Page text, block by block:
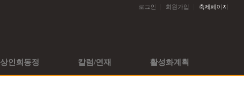
로그인 회원가입 축제페이지
상인회동정 칼럼/연재 활성화계획